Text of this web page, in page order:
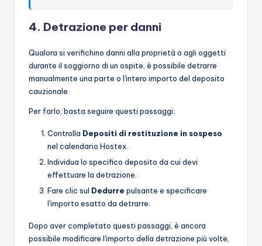
4. Detrazione per danni
Qualora si verifichino danni alla proprietà o agli oggetti
durante il soggiorno di un ospite, è possibile detrarre
manualmente una parte o l'intero importo del deposito
cauzionale.
Per farlo, basta seguire questi passaggi:
Controlla Depositi di restituzione in sospeso
nel calendario Hostex.
Individua lo specifico deposito da cui devi
effettuare la detrazione.
Fare clic sul Dedurre pulsante e specificare
l'importo esatto da detrarre.
Dopo aver completato questi passaggi, è ancora
possibile modificare l'importo della detrazione più volte,